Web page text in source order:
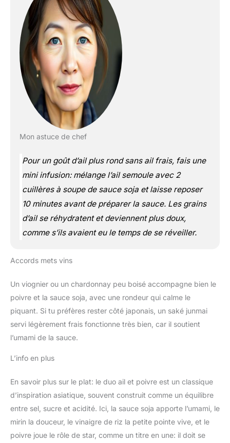
Mon astuce de chef
Pour un goût d’ail plus rond sans ail frais, fais une
mini infusion: mélange l’ail semoule avec 2
cuillères à soupe de sauce soja et laisse reposer
10 minutes avant de préparer la sauce. Les grains
d’ail se réhydratent et deviennent plus doux,
comme s’ils avaient eu le temps de se réveiller.
Accords mets vins
Un viognier ou un chardonnay peu boisé accompagne bien le
poivre et la sauce soja, avec une rondeur qui calme le
piquant. Si tu préfères rester côté japonais, un saké junmai
servi légèrement frais fonctionne très bien, car il soutient
l’umami de la sauce.
L’info en plus
En savoir plus sur le plat: le duo ail et poivre est un classique
d’inspiration asiatique, souvent construit comme un équilibre
entre sel, sucre et acidité. Ici, la sauce soja apporte l’umami, le
mirin la douceur, le vinaigre de riz la petite pointe vive, et le
poivre joue le rôle de star, comme un titre en une: il doit se